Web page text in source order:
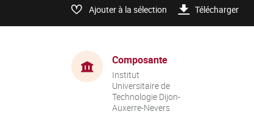
Ajouter à la sélection Télécharger
Composante
Institut
Universitaire de
Technologie Dijon-
Auxerre-Nevers